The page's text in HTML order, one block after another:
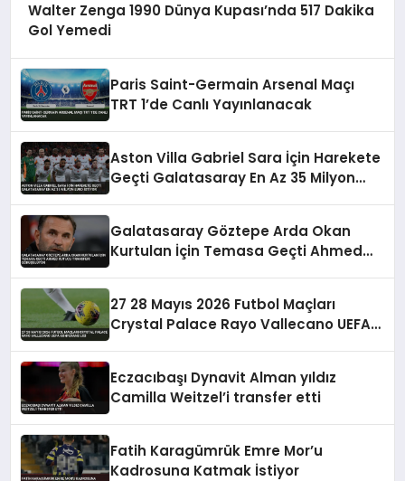
Walter Zenga 1990 Dünya Kupası’nda 517 Dakika
Gol Yemedi
Paris Saint-Germain Arsenal Maçı
TRT 1’de Canlı Yayınlanacak
Aston Villa Gabriel Sara İçin Harekete
Geçti Galatasaray En Az 35 Milyon
Galatasaray Göztepe Arda Okan
Kurtulan İçin Temasa Geçti Ahmed
27 28 Mayıs 2026 Futbol Maçları
Crystal Palace Rayo Vallecano UEFA
Eczacıbaşı Dynavit Alman yıldız
Camilla Weitzel’i transfer etti
Fatih Karagümrük Emre Mor’u
Kadrosuna Katmak İstiyor